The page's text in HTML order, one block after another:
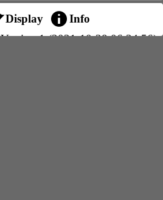
Display
Info
Version 1 (2021-10-28 06:34:56)